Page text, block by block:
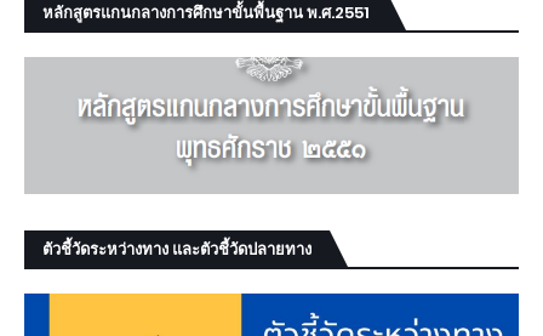
หลักสูตรแกนกลางการศึกษาขั้นพื้นฐาน พ.ศ.2551
ตัวชี้วัดระหว่างทาง และตัวชี้วัดปลายทาง